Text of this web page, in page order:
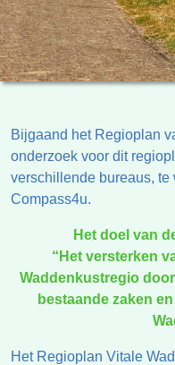
Bijgaand het Regioplan
onderzoek voor dit
verschillende bureaus, te
Compass4u.
Het doel van
“Het versterken
Waddenkustregio
bestaande zaken
Het Regioplan Vitale